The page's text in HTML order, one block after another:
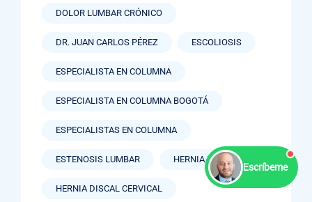
DOLOR LUMBAR CRÓNICO
DR. JUAN CARLOS PÉREZ ESCOLIOSIS
ESPECIALISTA EN COLUMNA
ESPECIALISTA EN COLUMNA BOGOTÁ
ESPECIALISTAS EN COLUMNA
ESTENOSIS LUMBAR HERNIA DISCAL
HERNIA DISCAL CERVICAL
Escríbeme